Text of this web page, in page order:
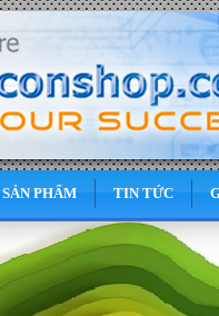
SẢN PHẨM TIN TỨC